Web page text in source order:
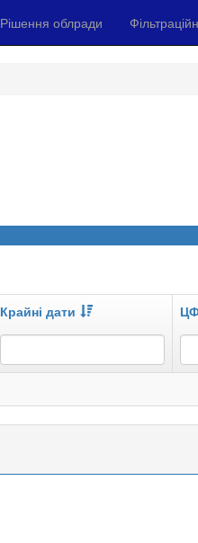
Рішення облради
Крайні дати